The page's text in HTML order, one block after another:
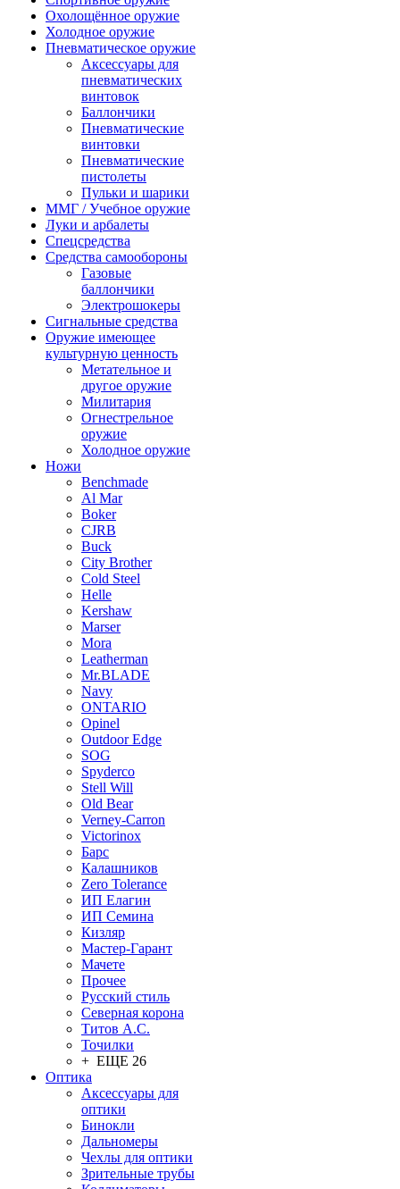
Охолощённое оружие
Холодное оружие
Пневматическое оружие
Аксессуары для
пневматических
винтовок
Баллончики
Пневматические
винтовки
Пневматические
пистолеты
Пульки и шарики
ММГ / Учебное оружие
Луки и арбалеты
Спецсредства
Средства самообороны
Газовые
баллончики
Электрошокеры
Сигнальные средства
Оружие имеющее
культурную ценность
Метательное и
другое оружие
Милитария
Огнестрельное
оружие
Холодное оружие
Ножи
Benchmade
Al Mar
Boker
CJRB
Buck
City Brother
Cold Steel
Helle
Kershaw
Marser
Mora
Leatherman
Mr.BLADE
Navy
ONTARIO
Opinel
Outdoor Edge
SOG
Spyderco
Stell Will
Old Bear
Verney-Carron
Victorinox
Барс
Калашников
Zero Tolerance
ИП Елагин
ИП Семина
Кизляр
Мастер-Гарант
Мачете
Прочее
Русский стиль
Северная корона
Титов А.С.
Точилки
+ ЕЩЕ 26
Оптика
Аксессуары для
оптики
Бинокли
Дальномеры
Чехлы для оптики
Зрительные трубы